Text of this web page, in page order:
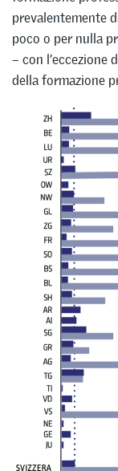
prevalentemente
poco o per nulla
– con l’eccezione
della formazione